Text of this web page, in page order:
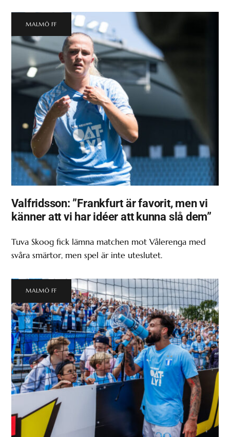
MALMÖ FF
Valfridsson: ”Frankfurt är favorit, men vi
känner att vi har idéer att kunna slå dem”
Tuva Skoog fick lämna matchen mot Vålerenga med
svåra smärtor, men spel är inte uteslutet.
MALMÖ FF